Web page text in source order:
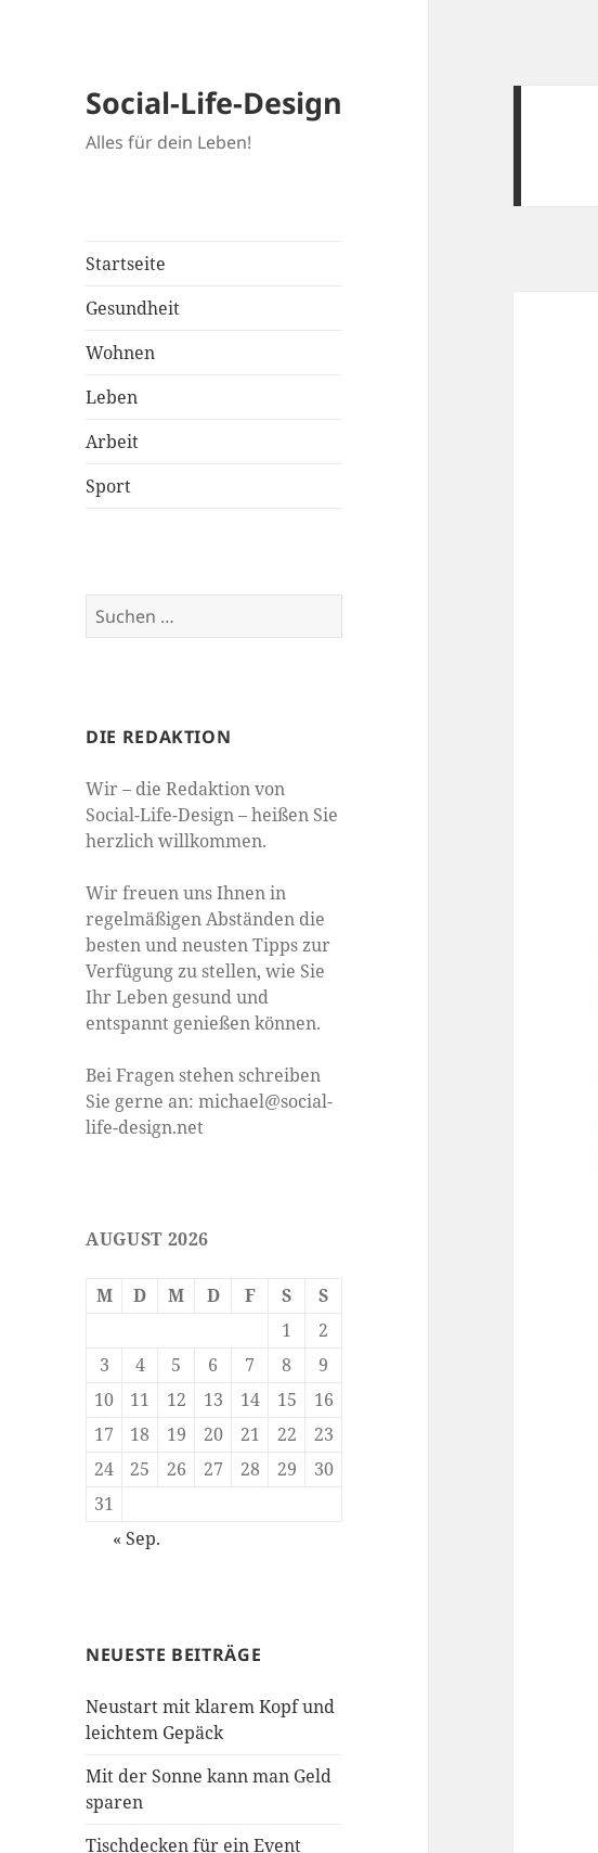
Social-Life-Design
Alles für dein Leben!
Startseite
Gesundheit
Wohnen
Leben
Arbeit
Sport
Suchen
nach:
DIE REDAKTION
Wir – die Redaktion von
Social-Life-Design – heißen Sie
herzlich willkommen.
Wir freuen uns Ihnen in
regelmäßigen Abständen die
besten und neusten Tipps zur
Verfügung zu stellen, wie Sie
Ihr Leben gesund und
entspannt genießen können.
Bei Fragen stehen schreiben
Sie gerne an: michael@social-
life-design.net
AUGUST 2026
M D M D F S
S
1
2
3
4 5 6 7 8
9
10
11 12 13 14 15
16
17
18 19 20 21 22
23
24
25 26 27 28 29
30
31
« Sep.
NEUESTE BEITRÄGE
Neustart mit klarem Kopf und
leichtem Gepäck
Mit der Sonne kann man Geld
sparen
Tischdecken für ein Event